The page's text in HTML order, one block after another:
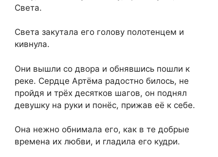
Света.
Света закутала его голову полотенцем и
кивнула.
Они вышли со двора и обнявшись пошли к
реке. Сердце Артёма радостно билось, не
пройдя и трёх десятков шагов, он поднял
девушку на руки и понёс, прижав её к себе.
Она нежно обнимала его, как в те добрые
времена их любви, и гладила его кудри.